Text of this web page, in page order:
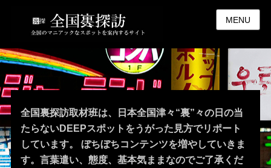
MENU
全国裏探訪取材班は、日本全国津々“裏”々の日の当
たらないDEEPスポットをうがった見方でリポート
しています。 ぼちぼちコンテンツを増やしていきま
す。言葉遣い、態度、基本気ままなのでご了承くだ